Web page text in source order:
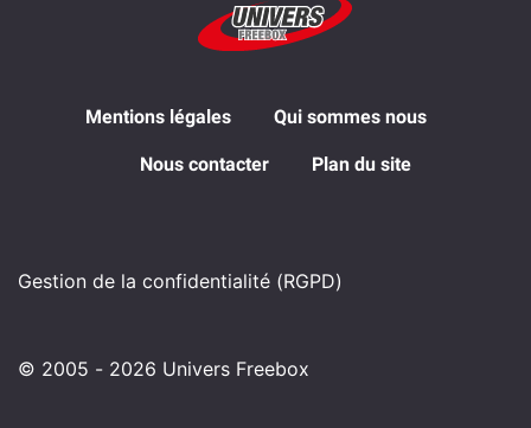
Mentions légales Qui sommes nous
Nous contacter Plan du site
Gestion de la confidentialité (RGPD)
© 2005 - 2026 Univers Freebox